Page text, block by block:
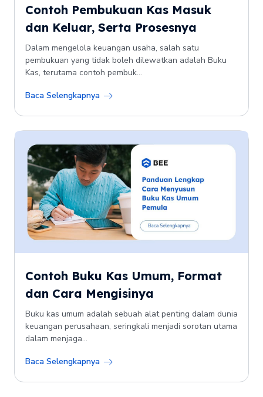
Contoh Pembukuan Kas Masuk
dan Keluar, Serta Prosesnya
Dalam mengelola keuangan usaha, salah satu
pembukuan yang tidak boleh dilewatkan adalah Buku
Kas, terutama contoh pembuk...
Baca Selengkapnya
Contoh Buku Kas Umum, Format
dan Cara Mengisinya
Buku kas umum adalah sebuah alat penting dalam dunia
keuangan perusahaan, seringkali menjadi sorotan utama
dalam menjaga...
Baca Selengkapnya